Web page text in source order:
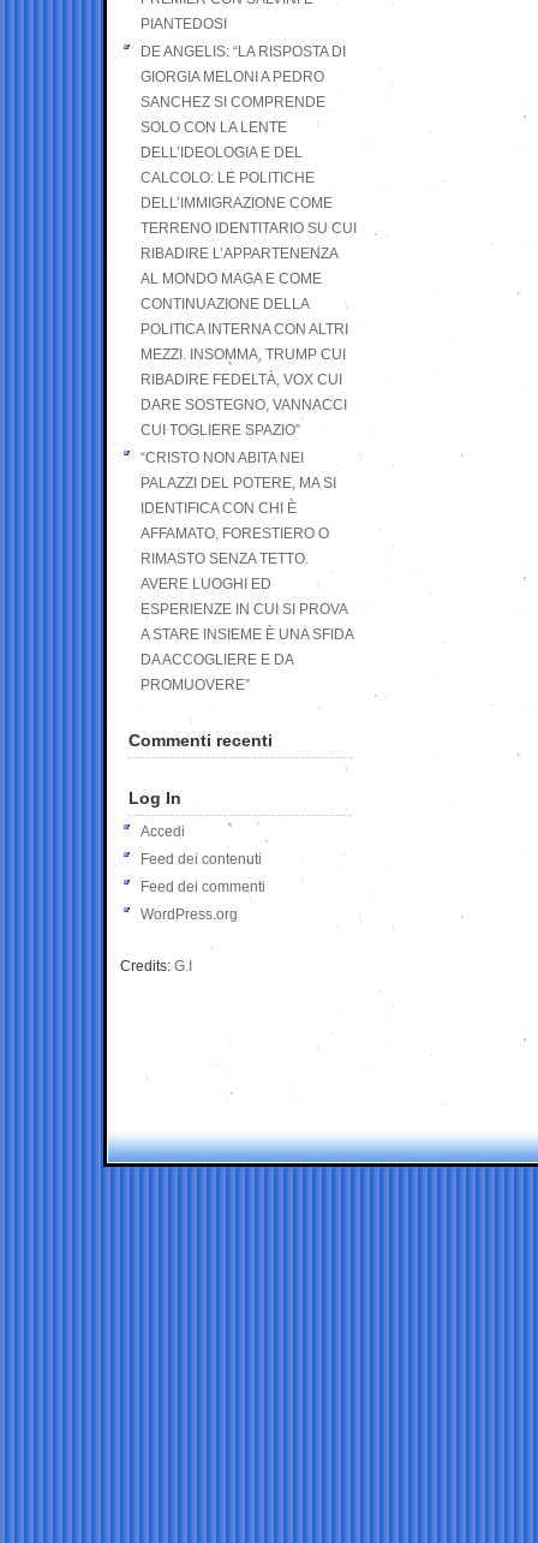
PIANTEDOSI
DE ANGELIS: “LA RISPOSTA DI
GIORGIA MELONI A PEDRO
SANCHEZ SI COMPRENDE
SOLO CON LA LENTE
DELL’IDEOLOGIA E DEL
CALCOLO: LE POLITICHE
DELL’IMMIGRAZIONE COME
TERRENO IDENTITARIO SU CUI
RIBADIRE L’APPARTENENZA
AL MONDO MAGA E COME
CONTINUAZIONE DELLA
POLITICA INTERNA CON ALTRI
MEZZI. INSOMMA, TRUMP CUI
RIBADIRE FEDELTÀ, VOX CUI
DARE SOSTEGNO, VANNACCI
CUI TOGLIERE SPAZIO”
“CRISTO NON ABITA NEI
PALAZZI DEL POTERE, MA SI
IDENTIFICA CON CHI È
AFFAMATO, FORESTIERO O
RIMASTO SENZA TETTO.
AVERE LUOGHI ED
ESPERIENZE IN CUI SI PROVA
A STARE INSIEME È UNA SFIDA
DA ACCOGLIERE E DA
PROMUOVERE”
Commenti recenti
Log In
Accedi
Feed dei contenuti
Feed dei commenti
WordPress.org
Credits: G.I